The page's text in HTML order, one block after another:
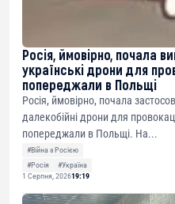
Росія, ймовірно, почала
українські дрони для
попереджали в Польщі
Росія, ймовірно, почала
далекобійні дрони для
попереджали в Польщі. На...
#Війна з Росією
#Росія
#Україна
1 Серпня, 202619:19